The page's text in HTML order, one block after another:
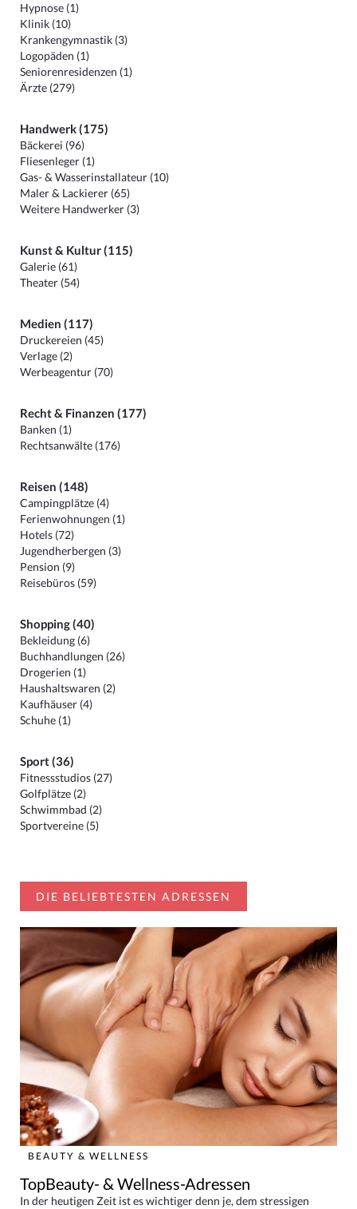
Hypnose (1)
Klinik (10)
Krankengymnastik (3)
Logopäden (1)
Seniorenresidenzen (1)
Ärzte (279)
Handwerk (175)
Bäckerei (96)
Fliesenleger (1)
Gas- & Wasserinstallateur (10)
Maler & Lackierer (65)
Weitere Handwerker (3)
Kunst & Kultur (115)
Galerie (61)
Theater (54)
Medien (117)
Druckereien (45)
Verlage (2)
Werbeagentur (70)
Recht & Finanzen (177)
Banken (1)
Rechtsanwälte (176)
Reisen (148)
Campingplätze (4)
Ferienwohnungen (1)
Hotels (72)
Jugendherbergen (3)
Pension (9)
Reisebüros (59)
Shopping (40)
Bekleidung (6)
Buchhandlungen (26)
Drogerien (1)
Haushaltswaren (2)
Kaufhäuser (4)
Schuhe (1)
Sport (36)
Fitnessstudios (27)
Golfplätze (2)
Schwimmbad (2)
Sportvereine (5)
DIE BELIEBTESTEN ADRESSEN
BEAUTY & WELLNESS
TopBeauty- & Wellness-Adressen
In der heutigen Zeit ist es wichtiger denn je, dem stressigen